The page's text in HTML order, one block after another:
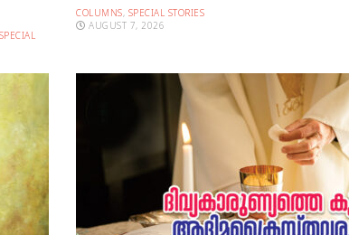
SPECIAL
COLUMNS, SPECIAL STORIES
AUGUST 7, 2026